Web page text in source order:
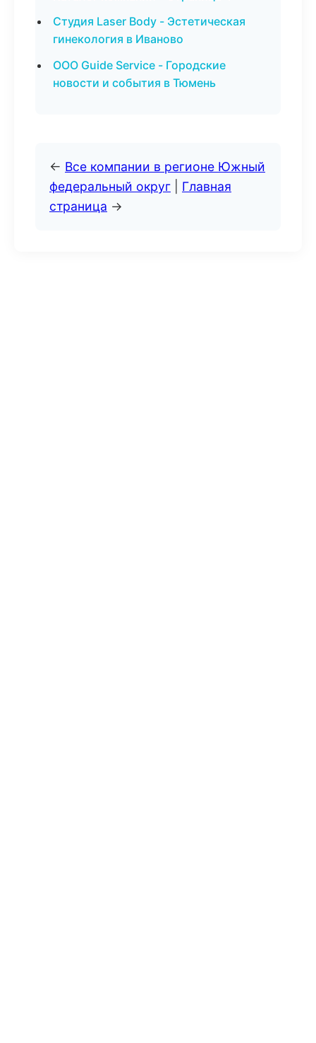
Студия Laser Body - Эстетическая
гинекология в Иваново
ООО Guide Service - Городские
новости и события в Тюмень
← Все компании в регионе Южный
федеральный округ
Главная
страница →